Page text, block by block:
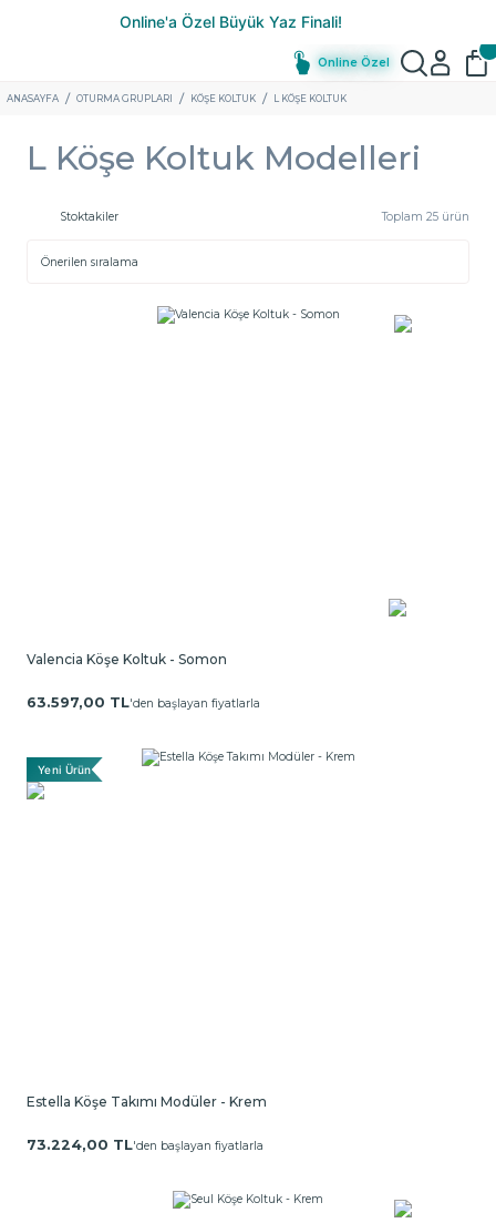
Online Özel
ANASAYFA OTURMA GRUPLARI KÖŞE KOLTUK L KÖŞE KOLTUK
L Köşe Koltuk Modelleri
Stoktakiler Toplam 25 ürün
Valencia Köşe Koltuk - Somon
63.597,00 TL'den başlayan fiyatlarla
Yeni Ürün
Estella Köşe Takımı Modüler - Krem
73.224,00 TL'den başlayan fiyatlarla